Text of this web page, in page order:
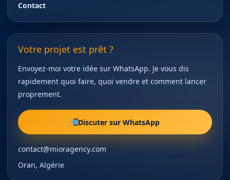
Contact
Votre projet est prêt ?
Envoyez-moi votre idée sur WhatsApp. Je vous dis
rapidement quoi faire, quoi vendre et comment lancer
proprement.
Discuter sur WhatsApp
contact@mioragency.com
Oran, Algérie